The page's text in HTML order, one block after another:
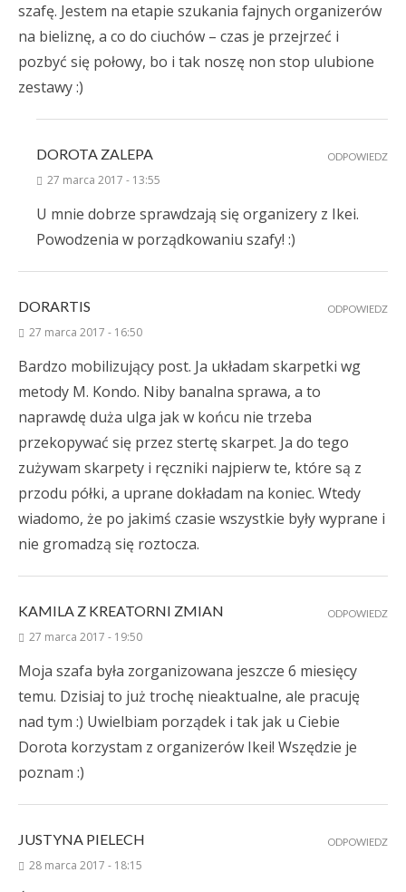
szafę. Jestem na etapie szukania fajnych organizerów
na bieliznę, a co do ciuchów – czas je przejrzeć i
pozbyć się połowy, bo i tak noszę non stop ulubione
zestawy :)
DOROTA ZALEPA
27 marca 2017 - 13:55
U mnie dobrze sprawdzają się organizery z Ikei.
Powodzenia w porządkowaniu szafy! :)
ODPOWIEDZ
DORARTIS
27 marca 2017 - 16:50
Bardzo mobilizujący post. Ja układam skarpetki wg
metody M. Kondo. Niby banalna sprawa, a to
naprawdę duża ulga jak w końcu nie trzeba
przekopywać się przez stertę skarpet. Ja do tego
zużywam skarpety i ręczniki najpierw te, które są z
przodu półki, a uprane dokładam na koniec. Wtedy
wiadomo, że po jakimś czasie wszystkie były wyprane i
nie gromadzą się roztocza.
ODPOWIEDZ
KAMILA Z KREATORNI ZMIAN
27 marca 2017 - 19:50
Moja szafa była zorganizowana jeszcze 6 miesięcy
temu. Dzisiaj to już trochę nieaktualne, ale pracuję
nad tym :) Uwielbiam porządek i tak jak u Ciebie
Dorota korzystam z organizerów Ikei! Wszędzie je
poznam :)
ODPOWIEDZ
JUSTYNA PIELECH
28 marca 2017 - 18:15
ODPOWIEDZ